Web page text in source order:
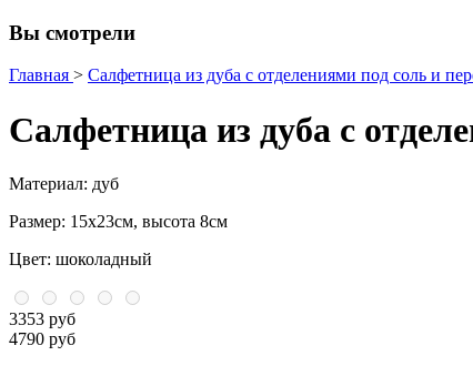
Вы смотрели
Главная > Салфетница из дуба с отделениями под соль и
Салфетница из дуба с
Материал: дуб
Размер: 15х23см, высота 8см
Цвет: шоколадный
3353 руб
4790 руб